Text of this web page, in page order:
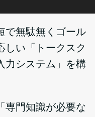
で無駄無くゴール
しい「トークスク
力システム」を構
専門知識が必要な